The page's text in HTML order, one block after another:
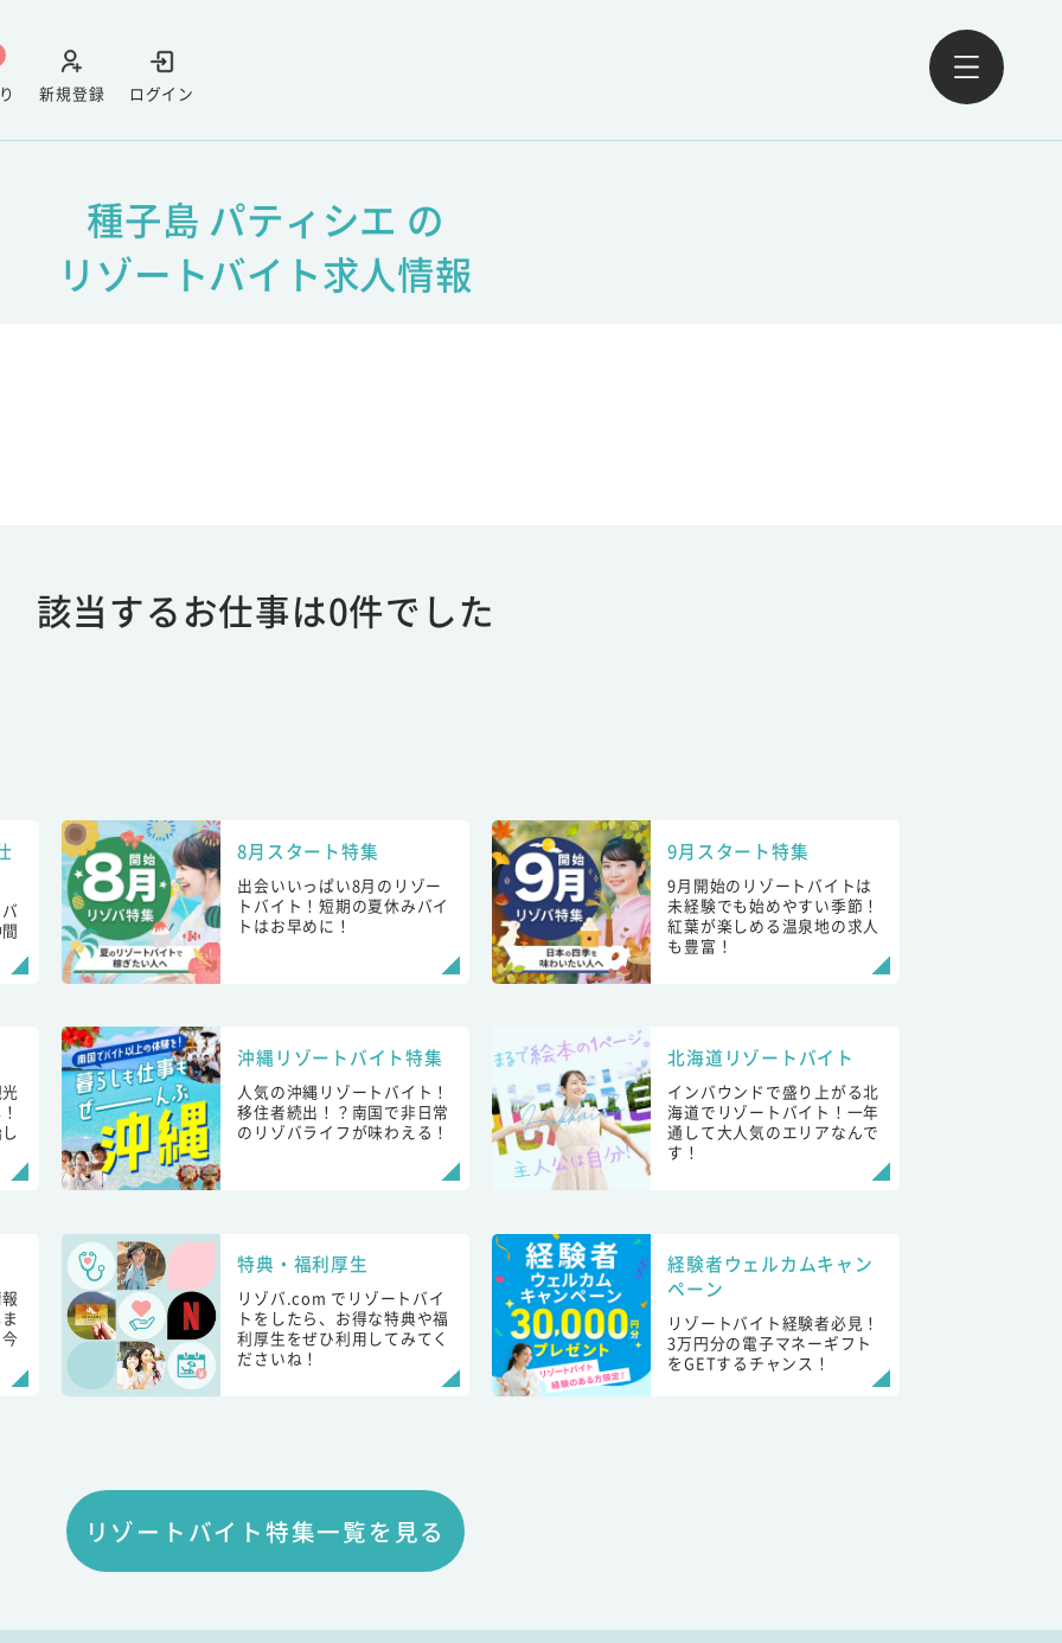
ログイン
新規登録
種子島 パティシエ の
リゾートバイト求人情報
該当するお仕事は0件でした
8月スタート特集
出会いいっぱい8月のリゾー
トバイト！短期の夏休みバイ
トはお早めに！
9月スタート特集
9月開始のリゾートバイトは
未経験でも始めやすい季節！
紅葉が楽しめる温泉地の求人
も豊富！
沖縄リゾートバイト特集
人気の沖縄リゾートバイト！
移住者続出！？南国で非日常
のリゾバライフが味わえる！
北海道リゾートバイト
インバウンドで盛り上がる北
海道でリゾートバイト！一年
通して大人気のエリアなんで
す！
特典・福利厚生
リゾバ.com でリゾートバイ
トをしたら、お得な特典や福
利厚生をぜひ利用してみてく
ださいね！
経験者ウェルカムキャン
ペーン
リゾートバイト経験者必見！
3万円分の電子マネーギフト
をGETするチャンス！
リゾートバイト特集一覧を見る